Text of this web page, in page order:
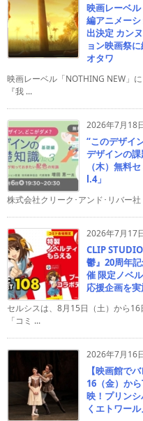
映画レーベ
編アニメー
出決定 カン
ョン映画祭
オタワ
映画レーベル「NOTHING NEW」
『我 ...
2026年7月18
“このデザイ
デザインの
（木）無料
l.4」
株式会社クリーク･アンド･リバー
2026年7月17
CLIP
鬱』20周年
催 限定ノベ
応援企画を
セルシスは、8月15日（土）から
「コミ ...
2026年7月16
【映画館で
16（金）か
映！プリン
くエトワー